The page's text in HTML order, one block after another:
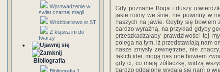
Wprowadzenie w
świat czarnej magii
Wróżbiarstwo w ST
Z klątwą im do
twarzy
Bibliografia
Gdy poznanie Boga i duszy
jakie roimy we śnie, nie powinny w
naszych na jawie. Gdyby się bowiem
bardzo wyraźną, na przykład gdyby
przeszkadzałaby prawdziwości tej
polega na tym, iż przedstawiają nam
nasze zmysły zewnętrzne, nie
takich idei, mogą nas one bowiem
gdy ci, co mają żółtaczkę, widzą
bardzo oddalone wydają się nam o